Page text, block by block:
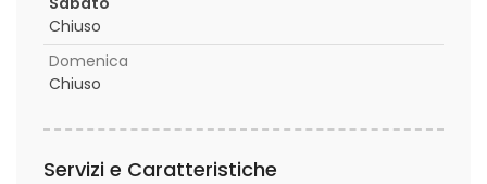
Chiuso
Domenica
Chiuso
Servizi e Caratteristiche